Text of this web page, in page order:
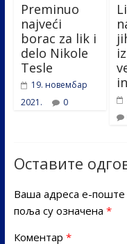
Preminuo
najveći
borac za lik i
delo Nikole
Tesle
19. новембар
2021.
0
Оставите
Ваша адреса е-поште
поља су означена *
Коментар *